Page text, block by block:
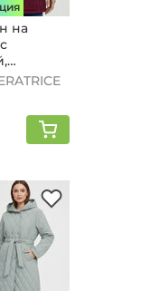
на